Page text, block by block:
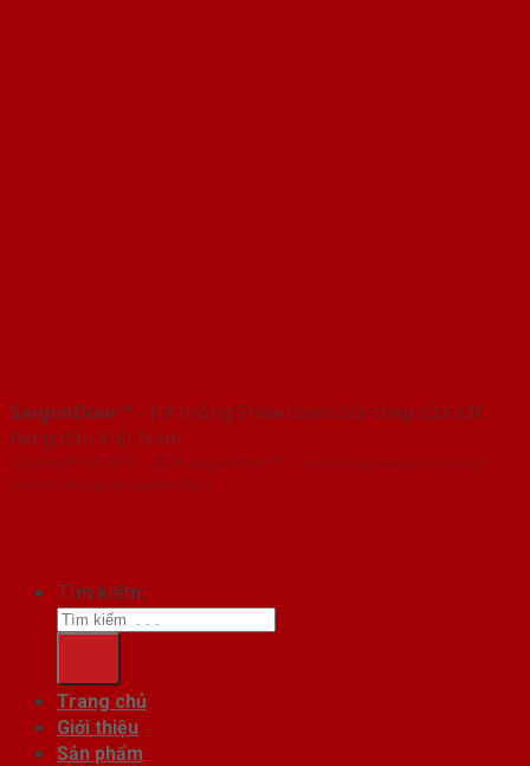
SaigonDoor™ - Hệ thống Showroom cửa thép cửa sắt
hàng đầu Việt Nam
Copyright ⓒ 2016 – 2026 SaigonDoor™ - www.cuagocomposite.org |
Đơn vị chủ quản SaigonDoor
Tìm kiếm:
Trang chủ
Giới thiệu
Sản phẩm